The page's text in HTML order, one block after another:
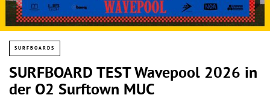
SURFBOARDS
SURFBOARD TEST Wavepool 2026 in
der O2 Surftown MUC